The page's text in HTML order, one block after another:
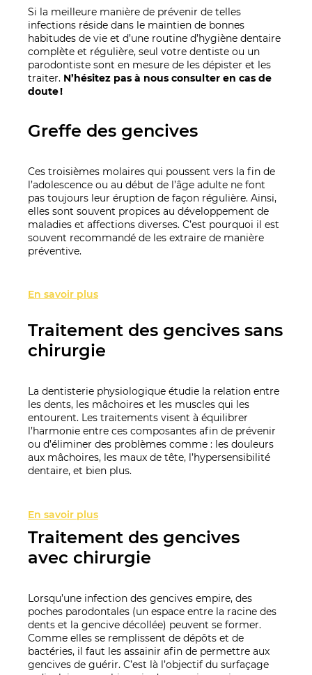
Si la meilleure manière de prévenir de telles
infections réside dans le maintien de bonnes
habitudes de vie et d’une routine d’hygiène dentaire
complète et régulière, seul votre dentiste ou un
parodontiste sont en mesure de les dépister et les
traiter. N’hésitez pas à nous consulter en cas de
doute !
Greffe des gencives
Ces troisièmes molaires qui poussent vers la fin de
l’adolescence ou au début de l’âge adulte ne font
pas toujours leur éruption de façon régulière. Ainsi,
elles sont souvent propices au développement de
maladies et affections diverses. C’est pourquoi il est
souvent recommandé de les extraire de manière
préventive.
En savoir plus
Traitement des gencives sans
chirurgie
La dentisterie physiologique étudie la relation entre
les dents, les mâchoires et les muscles qui les
entourent. Les traitements visent à équilibrer
l’harmonie entre ces composantes afin de prévenir
ou d’éliminer des problèmes comme : les douleurs
aux mâchoires, les maux de tête, l’hypersensibilité
dentaire, et bien plus.
En savoir plus
Traitement des gencives
avec chirurgie
Lorsqu’une infection des gencives empire, des
poches parodontales (un espace entre la racine des
dents et la gencive décollée) peuvent se former.
Comme elles se remplissent de dépôts et de
bactéries, il faut les assainir afin de permettre aux
gencives de guérir. C’est là l’objectif du surfaçage